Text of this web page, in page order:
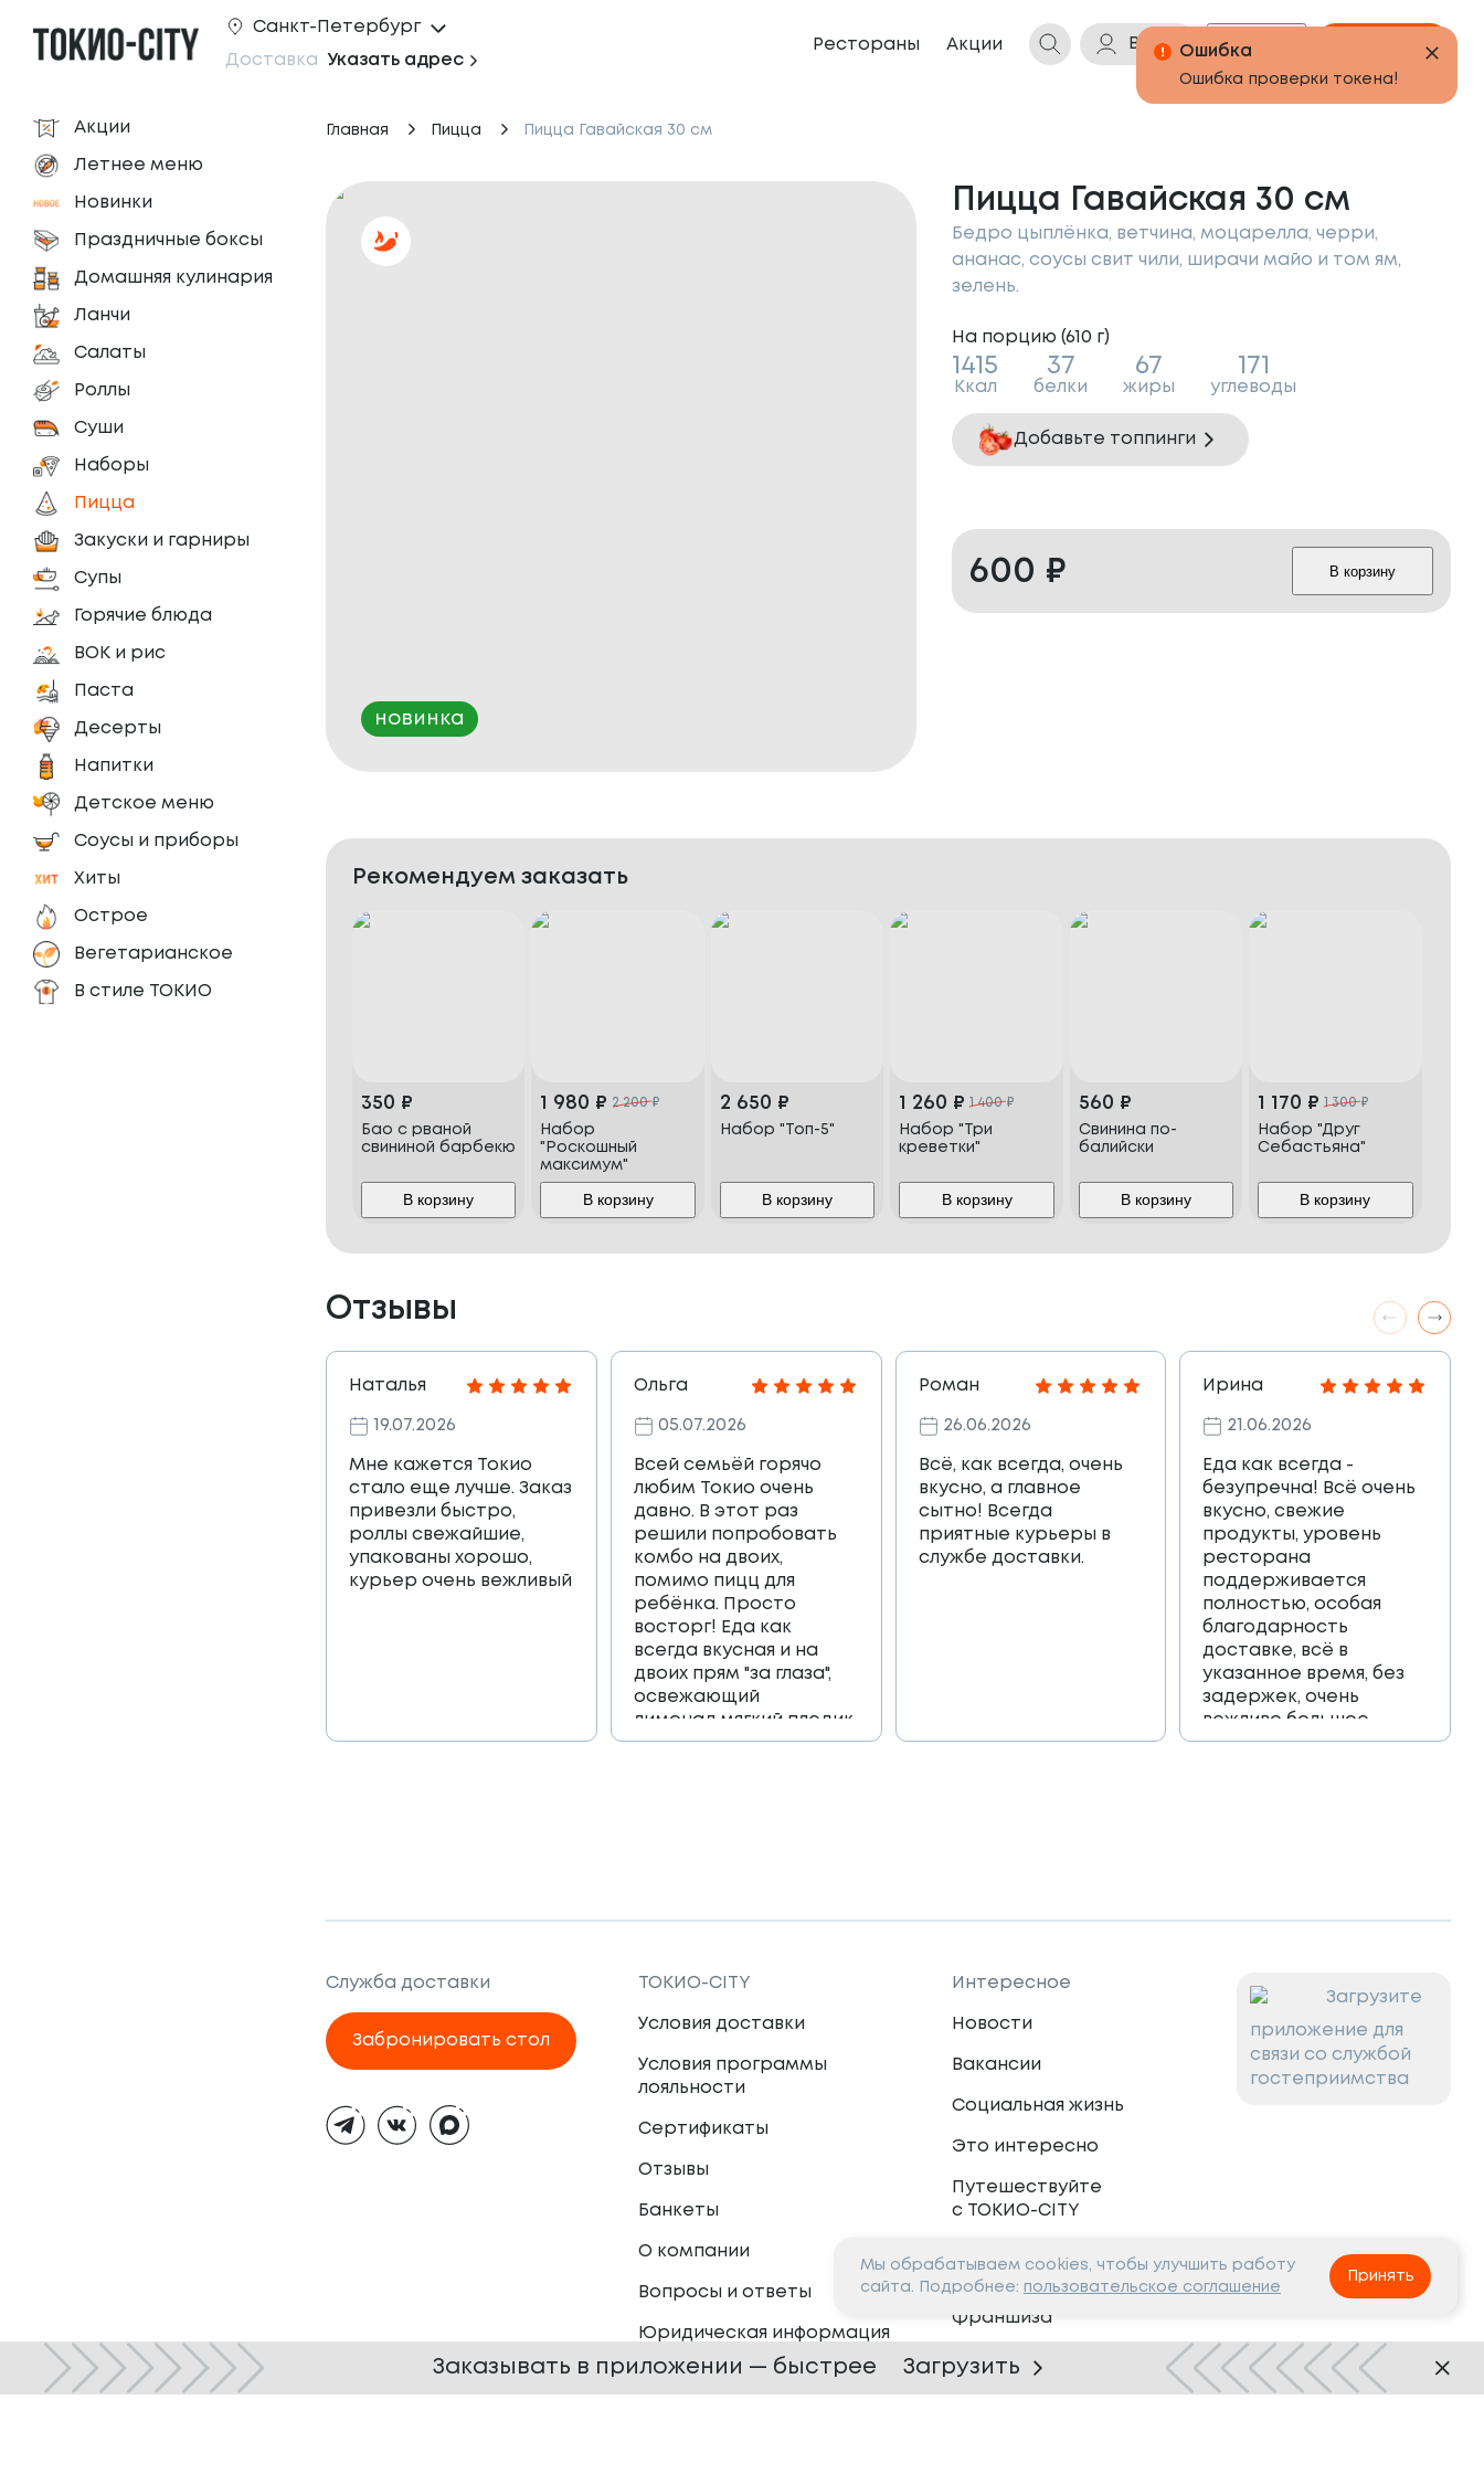
Санкт-Петербург
Доставка Указать адрес
Рестораны Акции Войти Бонусы Корзина
Акции
Летнее меню
Новинки
Праздничные боксы
Домашняя кулинария
Ланчи
Салаты
Роллы
Суши
Наборы
Пицца
Закуски и гарниры
Супы
Горячие блюда
ВОК и рис
Паста
Десерты
Напитки
Детское меню
Соусы и приборы
Хиты
Острое
Вегетарианское
В стиле ТОКИО
Главная Пицца Пицца Гавайская 30 см
новинка
Пицца Гавайская 30 см
Бедро цыплёнка, ветчина, моцарелла, черри,
ананас, соусы свит чили, ширачи майо и том ям,
зелень.
На порцию (610 г)
1415
Ккал
37
белки
67
жиры
171
углеводы
Добавьте топпинги
600 ₽ В корзину
Рекомендуем заказать
350 ₽
Бао с рваной
свининой барбекю
В корзину
1 980 ₽ 2 200₽
Набор
"Роскошный
максимум"
В корзину
2 650 ₽
Набор "Топ-5"
В корзину
1 260 ₽ 1 400₽
Набор "Три
креветки"
В корзину
560 ₽
Свинина по-
балийски
В корзину
1 170 ₽ 1 300₽
Набор "Друг
Себастьяна"
В корзину
Отзывы
Наталья
19.07.2026
Мне кажется Токио
стало еще лучше. Заказ
привезли быстро,
роллы свежайшие,
упакованы хорошо,
курьер очень вежливый
Ольга
05.07.2026
Всей семьёй горячо
любим Токио очень
давно. В этот раз
решили попробовать
комбо на двоих,
помимо пицц для
ребёнка. Просто
восторг! Еда как
всегда вкусная и на
двоих прям "за глаза",
освежающий
лимонад,мягкий пледик
для пикника,и коробка
Роман
26.06.2026
Всё, как всегда, очень
вкусно, а главное
сытно! Всегда
приятные курьеры в
службе доставки.
Ирина
21.06.2026
Еда как всегда -
безупречна! Всё очень
вкусно, свежие
продукты, уровень
ресторана
поддерживается
полностью, особая
благодарность
доставке, всё в
указанное время, без
задержек, очень
вежливо большое
спасибо!!!
Служба доставки
Забронировать стол
тема
ТОКИО-CITY
Условия доставки
Условия программы
лояльности
Сертификаты
Отзывы
Банкеты
О компании
Вопросы и ответы
Юридическая информация
Интересное
Новости
Вакансии
Социальная жизнь
Это интересно
Путешествуйте
с ТОКИО-CITY
Партнёрам
Франшиза
Сотрудничество
Загрузите
приложение для
связи со службой
гостеприимства
Мы обрабатываем cookies, чтобы улучшить работу
сайта. Подробнее: пользовательское соглашение
Принять
Заказывать в приложении — быстрее Загрузить